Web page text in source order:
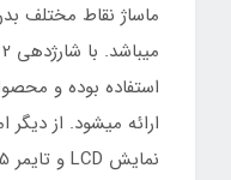
ماساژ نقاط مختلف
استفاده بوده و
ارائه میشود. از دیگر